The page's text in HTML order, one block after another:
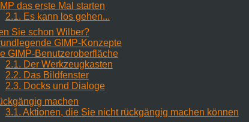
das erste Mal starten
2.1. Es kann los gehen...
Sie schon Wilber?
GIMP-Konzepte
GIMP-Benutzeroberfläche
2.1. Der Werkzeugkasten
2.2. Das Bildfenster
2.3. Docks und Dialoge
machen
3.1. Aktionen, die Sie nicht rückgängig machen können